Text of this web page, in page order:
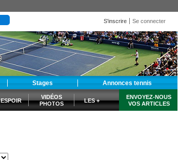
S'inscrire Se connecter
Stages Annonces tennis
ESPOIR
VIDÉOS
PHOTOS
LES +
ENVOYEZ-NOUS
VOS ARTICLES